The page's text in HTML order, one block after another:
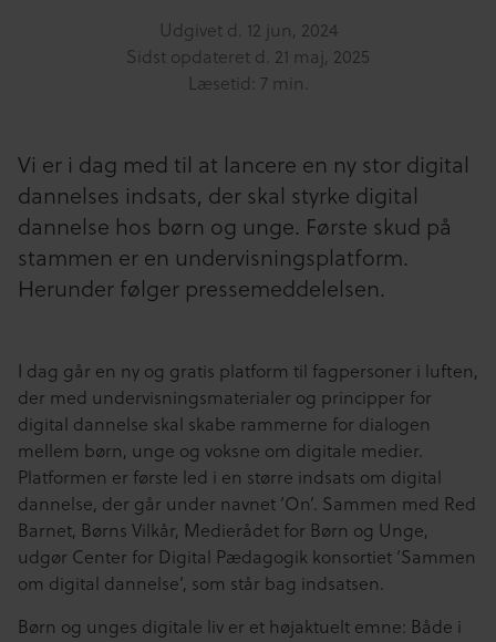
Udgivet d. 12 jun, 2024
Sidst opdateret d. 21 maj, 2025
Læsetid: 7 min.
Vi er i dag med til at lancere en ny stor digital
dannelses indsats, der skal styrke digital
dannelse hos børn og unge. Første skud på
stammen er en undervisningsplatform.
Herunder følger pressemeddelelsen.
I dag går en ny og gratis platform til fagpersoner i luften,
der med undervisningsmaterialer og principper for
digital dannelse skal skabe rammerne for dialogen
mellem børn, unge og voksne om digitale medier.
Platformen er første led i en større indsats om digital
dannelse, der går under navnet ’On’. Sammen med Red
Barnet, Børns Vilkår, Medierådet for Børn og Unge,
udgør Center for Digital Pædagogik konsortiet ‘Sammen
om digital dannelse’, som står bag indsatsen.
Børn og unges digitale liv er et højaktuelt emne: Både i